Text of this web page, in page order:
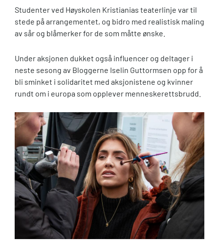
Studenter ved Høyskolen Kristianias teaterlinje var til
stede på arrangementet, og bidro med realistisk maling
av sår og blåmerker for de som måtte ønske.
Under aksjonen dukket også influencer og deltager i
neste sesong av Bloggerne Iselin Guttormsen opp for å
bli sminket i solidaritet med aksjonistene og kvinner
rundt om i europa som opplever menneskerettsbrudd.